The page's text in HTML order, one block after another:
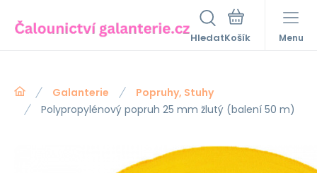
Hledat Menu
Galanterie
Popruhy, Stuhy
Polypropylénový popruh 25 mm žlutý (balení 50 m)